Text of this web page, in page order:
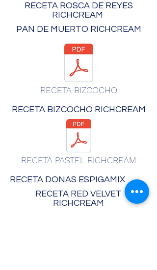
RECETA ROSCA DE REYES
RICHCREAM
PAN DE MUERTO RICHCREAM
RECETA BIZCOCHO
RECETA BIZCOCHO RICHCREAM
RECETA PASTEL RICHCREAM
RECETA DONAS ESPIGAMIX
RECETA RED VELVET
RICHCREAM